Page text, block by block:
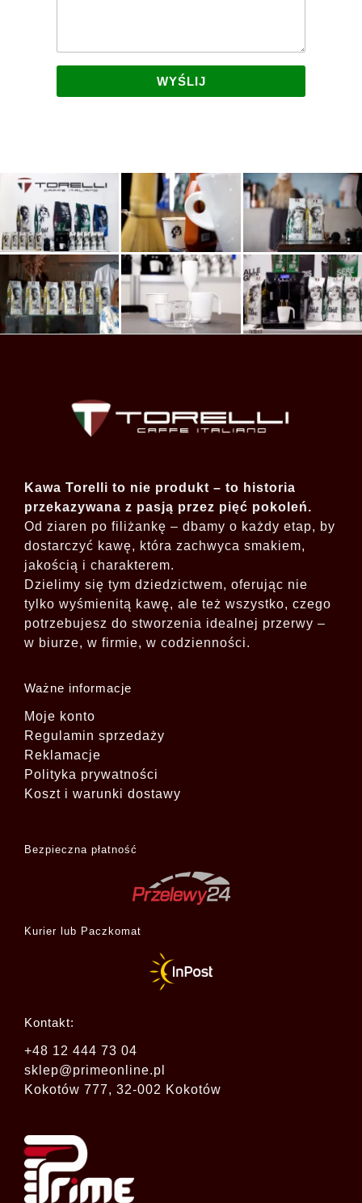
WYŚLIJ
Kawa Torelli to nie produkt – to historia
przekazywana z pasją przez pięć pokoleń.
Od ziaren po filiżankę – dbamy o każdy etap, by
dostarczyć kawę, która zachwyca smakiem,
jakością i charakterem.
Dzielimy się tym dziedzictwem, oferując nie
tylko wyśmienitą kawę, ale też wszystko, czego
potrzebujesz do stworzenia idealnej przerwy –
w biurze, w firmie, w codzienności.
Ważne informacje
Moje konto
Regulamin sprzedaży
Reklamacje
Polityka prywatności
Koszt i warunki dostawy
Bezpieczna płatność
Kurier lub Paczkomat
Kontakt:
+48 12 444 73 04
sklep@primeonline.pl
Kokotów 777, 32-002 Kokotów